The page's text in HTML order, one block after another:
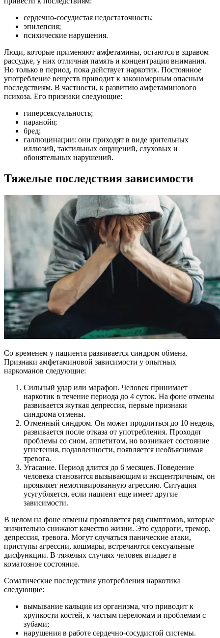
сердечно-сосудистая недостаточность;
эпилепсия;
психические нарушения.
Люди, которые применяют амфетамины, остаются в здравом
рассудке, у них отличная память и концентрация внимания.
Но только в период, пока действует наркотик. Постоянное
употребление веществ приводит к закономерным опасным
последствиям. В частности, к развитию амфетаминового
психоза. Его признаки следующие:
гиперсексуальность;
паранойя;
бред;
галлюцинации: они приходят в виде зрительных
иллюзий, тактильных ощущений, слуховых и
обонятельных нарушений.
Тяжелые последствия зависимости
Со временем у пациента развивается синдром обмена.
Признаки амфетаминовой зависимости у опытных
наркоманов следующие:
Сильный удар или марафон. Человек принимает
наркотик в течение периода до 4 суток. На фоне отмены
развивается жуткая депрессия, первые признаки
синдрома отмены.
Отменный синдром. Он может продлиться до 10 недель,
развивается после отказа от употребления. Проходят
проблемы со сном, аппетитом, но возникает состояние
угнетения, подавленности, появляется необъяснимая
тревога.
Угасание. Период длится до 6 месяцев. Поведение
человека становится вызывающим и эксцентричным, он
проявляет немотивированную агрессию. Ситуация
усугубляется, если пациент еще имеет другие
зависимости.
В целом на фоне отмены проявляется ряд симптомов, которые
значительно снижают качество жизни. Это судороги, тремор,
депрессия, тревога. Могут случаться панические атаки,
приступы агрессии, кошмары, встречаются сексуальные
дисфункции. В тяжелых случаях человек впадает в
коматозное состояние.
Соматические последствия употребления наркотика
следующие:
вымывание кальция из организма, что приводит к
хрупкости костей, к частым переломам и проблемам с
зубами;
нарушения в работе сердечно-сосудистой системы.